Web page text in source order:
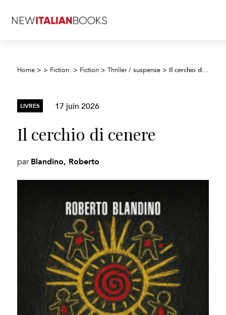
Home > > Fiction. > Fiction >Thriller / suspense > Il cerchio di cenere
LIVRES 17 juin 2026
Il cerchio di cenere
par Blandino, Roberto